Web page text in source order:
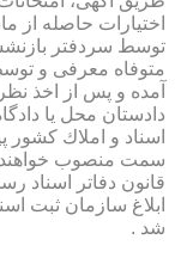
توسط سردفتر
متوفاه معرفی و
آمده و پس از اخذ
دادستان محل یا
اسناد و املاك كشور
ابلاغ سازمان ثبت
شد .